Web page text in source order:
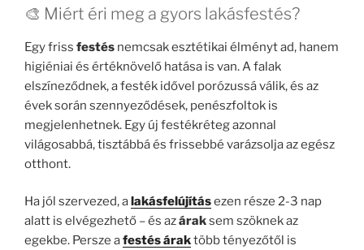
🎨 Miért éri meg a gyors lakásfestés?
Egy friss festés nemcsak esztétikai élményt ad, hanem
higiéniai és értéknövelő hatása is van. A falak
elszíneződnek, a festék idővel porózussá válik, és az
évek során szennyeződések, penészfoltok is
megjelenhetnek. Egy új festékréteg azonnal
világosabbá, tisztábbá és frissebbé varázsolja az egész
otthont.
Ha jól szervezed, a lakásfelújításezen része 2-3 nap
alatt is elvégezhető – és azáraksem szöknek az
egekbe. Persze afestés áraktöbb tényezőtől is